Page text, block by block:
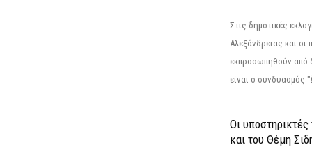
Στις δημοτικές
Αλεξάνδρειας και οι
εκπροσωπηθούν από
είναι ο συνδυασμός
Οι
και του Θέμη